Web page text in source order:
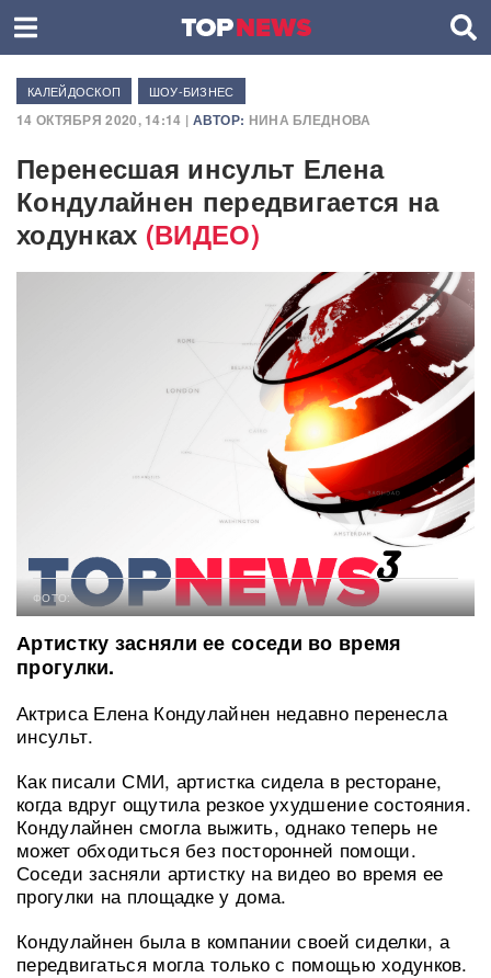
КАЛЕЙДОСКОП ШОУ-БИЗНЕС
14 ОКТЯБРЯ 2020, 14:14 | АВТОР: НИНА БЛЕДНОВА
Перенесшая инсульт Елена
Кондулайнен передвигается на
ходунках (ВИДЕО)
ФОТО:
Артистку засняли ее соседи во время
прогулки.
Актриса Елена Кондулайнен недавно перенесла
инсульт.
Как писали СМИ, артистка сидела в ресторане,
когда вдруг ощутила резкое ухудшение состояния.
Кондулайнен смогла выжить, однако теперь не
может обходиться без посторонней помощи.
Соседи засняли артистку на видео во время ее
прогулки на площадке у дома.
Кондулайнен была в компании своей сиделки, а
передвигаться могла только с помощью ходунков.